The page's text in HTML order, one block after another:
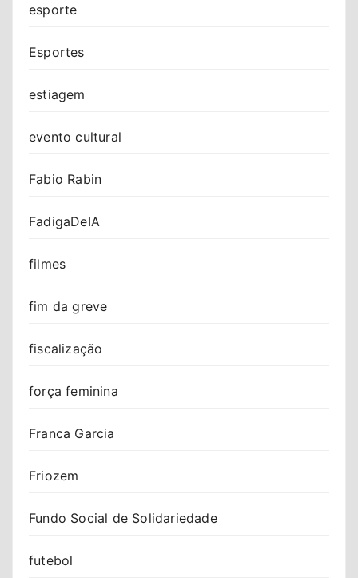
esporte
Esportes
estiagem
evento cultural
Fabio Rabin
FadigaDeIA
filmes
fim da greve
fiscalização
força feminina
Franca Garcia
Friozem
Fundo Social de Solidariedade
futebol